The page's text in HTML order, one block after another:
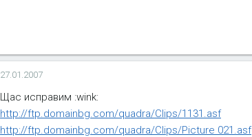
27.01.2007
Щас исправим :wink:
http://ftp.domainbg.com/quadra/Clips/1131.asf
http://ftp.domainbg.com/quadra/Clips/Picture 021.asf